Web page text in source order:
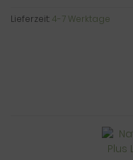
Lieferzeit: 4-7 Werktage